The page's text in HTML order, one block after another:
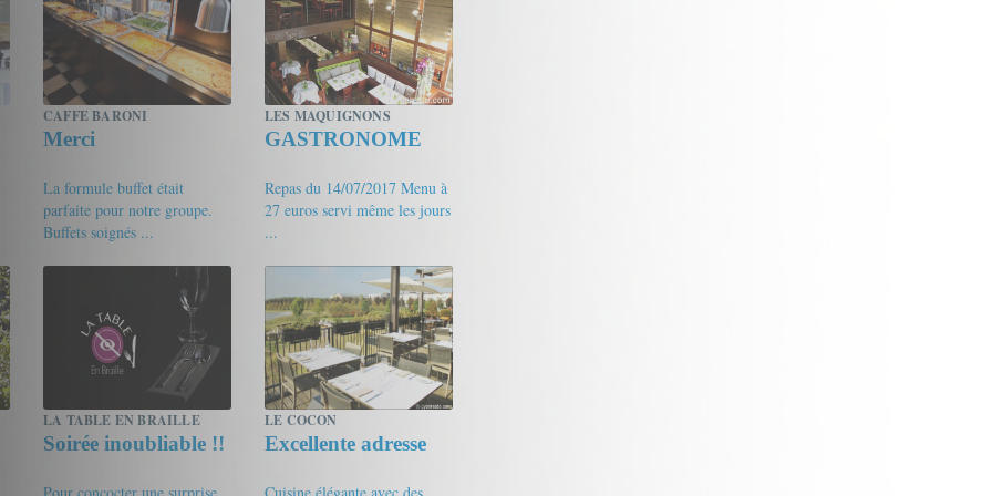
CAFFE BARONI
Merci
La formule buffet était
parfaite pour notre groupe.
Buffets soignés ...
LES MAQUIGNONS
GASTRONOME
Repas du 14/07/2017 Menu à
27 euros servi même les jours
...
LA TABLE EN BRAILLE
Soirée inoubliable !!
LE COCON
Excellente adresse